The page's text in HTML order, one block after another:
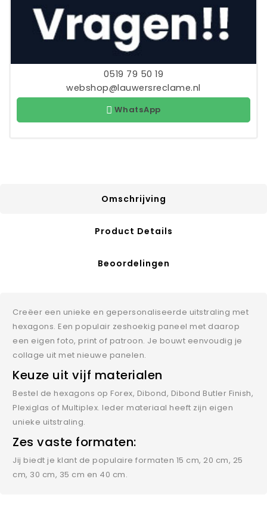
0519 79 50 19
webshop@lauwersreclame.nl
WhatsApp
Omschrijving
Product Details
Beoordelingen
Creëer een unieke en gepersonaliseerde uitstraling met
hexagons. Een populair zeshoekig paneel met daarop
een eigen foto, print of patroon. Je bouwt eenvoudig je
collage uit met nieuwe panelen.
Keuze uit vijf materialen
Bestel de hexagons op Forex, Dibond, Dibond Butler Finish,
Plexiglas of Multiplex. Ieder materiaal heeft zijn eigen
unieke uitstraling.
Zes vaste formaten:
Jij biedt je klant de populaire formaten 15 cm, 20 cm, 25
cm, 30 cm, 35 cm en 40 cm.